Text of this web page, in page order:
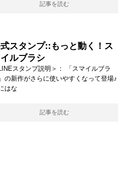
記事を読む
スタンプ::もっと動く！ス
ルブラシ
スタンプ説明＞： 「スマイルブラ
の新作がさらに使いやすくなって登場♪
はな
記事を読む